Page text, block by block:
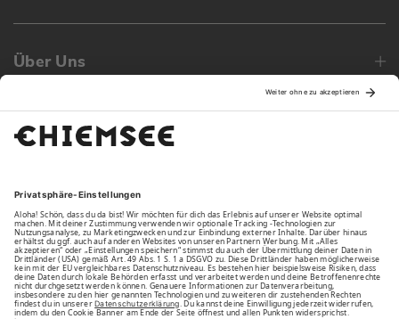
Über Uns
Family
Unsere Vorteile
Unsere Partner